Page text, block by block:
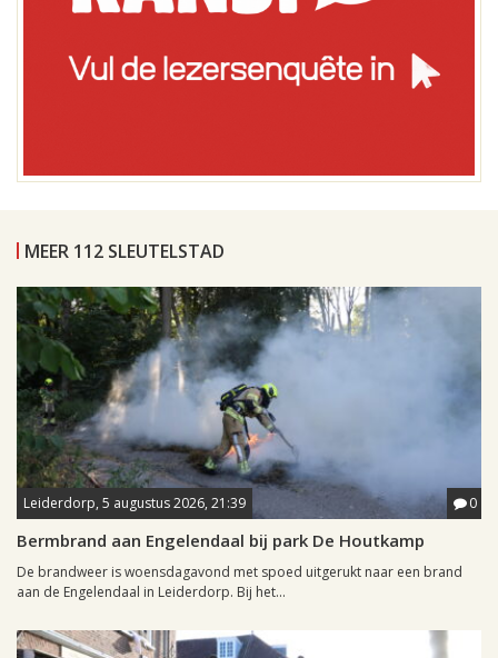
MEER 112 SLEUTELSTAD
Leiderdorp, 5 augustus 2026, 21:39 0
Bermbrand aan Engelendaal bij park De Houtkamp
De brandweer is woensdagavond met spoed uitgerukt naar een brand
aan de Engelendaal in Leiderdorp. Bij het...